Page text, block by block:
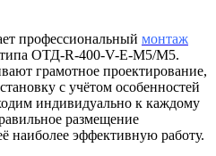
профессиональный монтаж
типа ОТД-R-400-V-E-M5/M5.
грамотное проектирование,
с учётом особенностей
индивидуально к каждому
размещение
наиболее эффективную работу.